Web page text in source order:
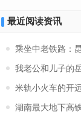
最近阅读资讯
乘坐中老铁路：
我老公和儿子的
米轨小火车的开
湖南最大地下高